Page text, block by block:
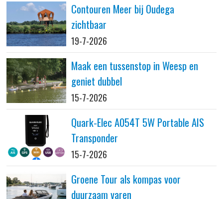
Contouren Meer bij Oudega
zichtbaar
19-7-2026
Maak een tussenstop in Weesp en
geniet dubbel
15-7-2026
Quark-Elec A054T 5W Portable AIS
Transponder
15-7-2026
Groene Tour als kompas voor
duurzaam varen